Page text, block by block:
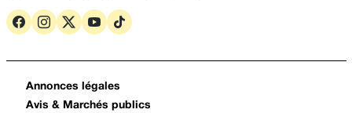
Annonces légales
Avis & Marchés publics